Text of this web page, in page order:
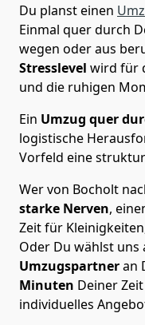
Du planst einen
Einmal quer durch
wegen oder aus
Stresslevel wird für
und die ruhigen
Ein Umzug quer
logistische
Vorfeld eine
Wer von Bocholt
starke Nerven,
Zeit für
Oder Du wählst uns
Umzugspartneran
Minuten Deiner
individuelles